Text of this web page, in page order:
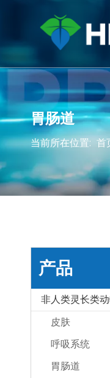
胃肠道
当前所在位置: 首
产品
非人类灵长类
皮肤
呼吸系统
胃肠道